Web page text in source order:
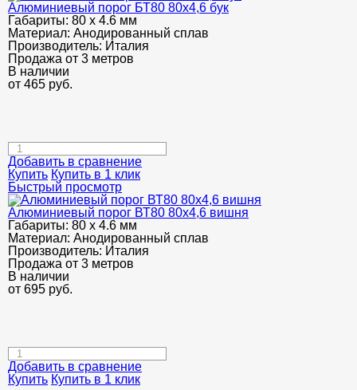
Алюминиевый порог БТ80 80х4,6 бук
Габариты: 80 х 4.6 мм
Материал: Анодированный сплав
Производитель: Италия
Продажа от 3 метров
В наличии
от 465 руб.
Добавить в сравнение
Купить Купить в 1 клик
Быстрый просмотр
Алюминиевый порог ВТ80 80х4,6 вишня
Габариты: 80 х 4.6 мм
Материал: Анодированный сплав
Производитель: Италия
Продажа от 3 метров
В наличии
от 695 руб.
Добавить в сравнение
Купить Купить в 1 клик